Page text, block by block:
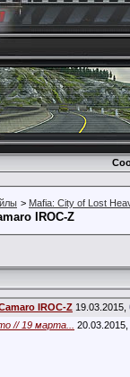
> Mafia: City of Lost
IROC-Z
IROC-Z 19.03.2015,
// 19 марта... 20.03.2015,